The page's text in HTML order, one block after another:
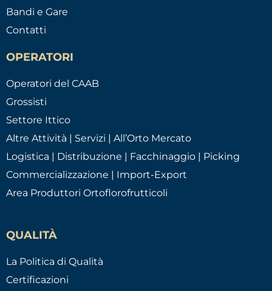
Bandi e Gare
Contatti
OPERATORI
Operatori del CAAB
Grossisti
Settore Ittico
Altre Attività | Servizi | All’Orto Mercato
Logistica | Distribuzione | Facchinaggio | Picking
Commercializzazione | Import-Export
Area Produttori Ortoflorofrutticoli
QUALITÀ
La Politica di Qualità
Certificazioni